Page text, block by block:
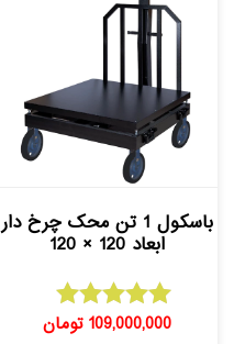
باسکول 1 تن محک چرخ دار
ابعاد 120 × 120
امتیاز
5.00
109,000,000 تومان